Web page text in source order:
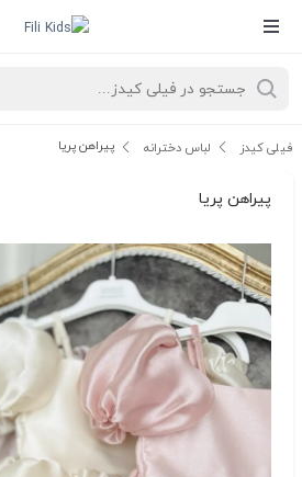
فیلی کیدز لباس دخترانه پیراهن پریا
پیراهن پریا